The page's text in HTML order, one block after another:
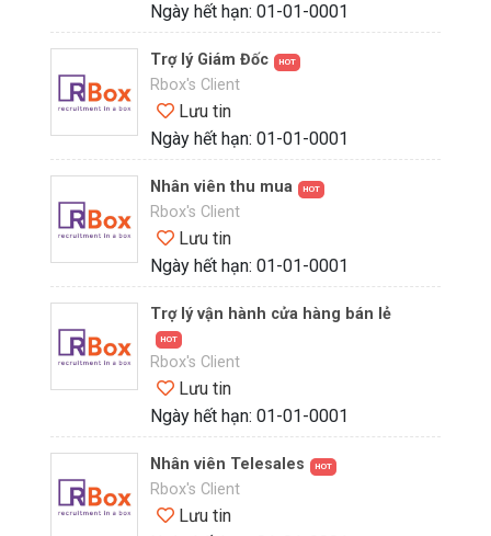
Ngày hết hạn: 01-01-0001
Trợ lý Giám Đốc HOT
Rbox's Client
Lưu tin
Ngày hết hạn: 01-01-0001
Nhân viên thu mua HOT
Rbox's Client
Lưu tin
Ngày hết hạn: 01-01-0001
Trợ lý vận hành cửa hàng bán lẻ
HOT
Rbox's Client
Lưu tin
Ngày hết hạn: 01-01-0001
Nhân viên Telesales HOT
Rbox's Client
Lưu tin